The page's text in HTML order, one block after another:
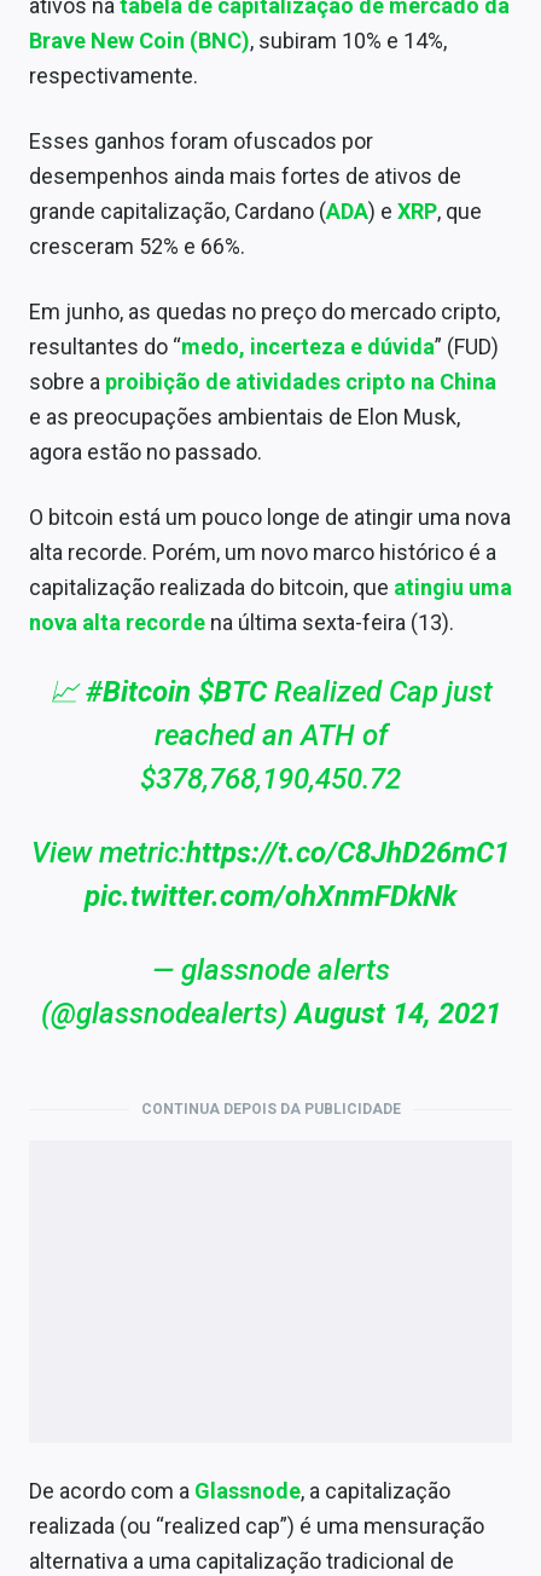
Sobre
ativos natabela de capitalização de mercado da
Brave New Coin (BNC), subiram 10% e 14%,
respectivamente.
Esses ganhos foram ofuscados por
desempenhos ainda mais fortes de ativos de
grande capitalização, Cardano (ADA) e XRP, que
cresceram 52% e 66%.
Em junho, as quedas no preço do mercado cripto,
resultantes do “medo, incerteza e dúvida” (FUD)
sobre a proibição de atividades cripto na China
e as preocupações ambientais de Elon Musk,
agora estão no passado.
O bitcoin está um pouco longe de atingir uma nova
alta recorde. Porém, um novo marco histórico é a
capitalização realizada do bitcoin, que atingiu uma
nova alta recorde na última sexta-feira (13).
📈#Bitcoin $BTCRealized Cap just
reached an ATH of
$378,768,190,450.72
View metric:https://t.co/C8JhD26mC1
pic.twitter.com/ohXnmFDkNk
— glassnode alerts
(@glassnodealerts)August 14, 2021
CONTINUA DEPOIS DA PUBLICIDADE
De acordo com a Glassnode, a capitalização
realizada (ou “realized cap”) é uma mensuração
alternativa a uma capitalização tradicional de